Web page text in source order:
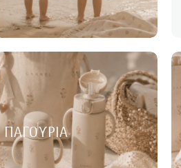
ΠΑΓΟΎΡΙΑ